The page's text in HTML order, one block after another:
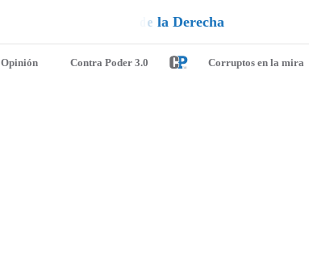
u ien le due
Opinión Contra Poder 3.0 Corruptos en la mira